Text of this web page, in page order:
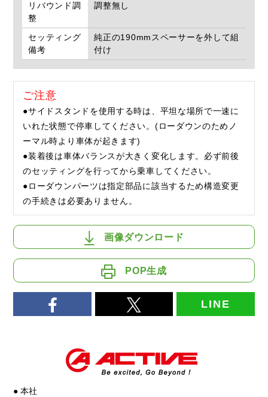
リバウンド調
整
調整無し
セッティング
備考
純正の190mmスペーサーを外して組
付け
ご注意
●サイドスタンドを使用する時は、平坦な場所で一速に
いれた状態で停車してください。(ローダウンのためノ
ーマル時より車体が起きます)
●装着後は車体バランスが大きく変化します。必ず前後
のセッティングを行ってから乗車してください。
●ローダウンパーツは指定部品に該当するため構造変更
の手続きは必要ありません。
画像ダウンロード
POP生成
LINE
● 本社